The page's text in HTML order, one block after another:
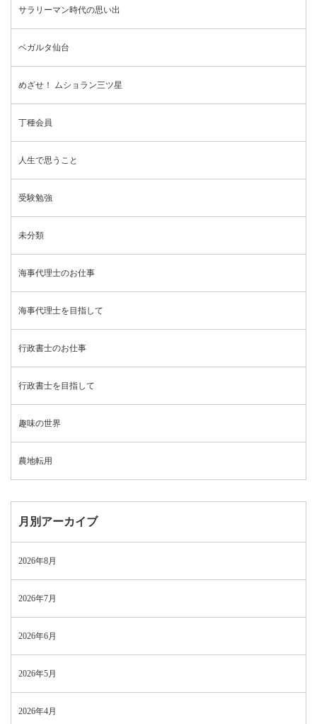
サラリーマン時代の思い出
ベガルタ仙台
めざせ！ ムショラン三ツ星
丁種会員
人生で思うこと
受験勉強
未分類
海事代理士のお仕事
海事代理士を目指して
行政書士のお仕事
行政書士を目指して
趣味の世界
農地転用
月別アーカイブ
2026年8月
2026年7月
2026年6月
2026年5月
2026年4月